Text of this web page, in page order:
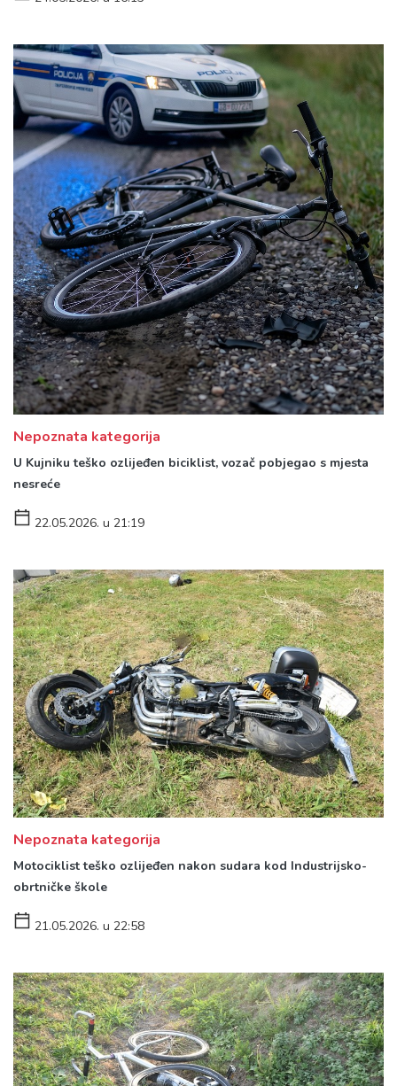
Nepoznata kategorija
U Kujniku teško ozlijeđen biciklist, vozač pobjegao s mjesta
nesreće
22.05.2026. u 21:19
Nepoznata kategorija
Motociklist teško ozlijeđen nakon sudara kod Industrijsko-
obrtničke škole
21.05.2026. u 22:58